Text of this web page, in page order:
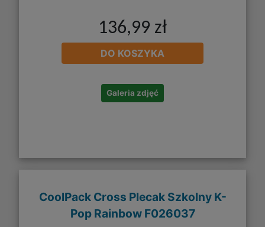
136,99 zł
DO KOSZYKA
Galeria zdjęć
CoolPack Cross Plecak Szkolny K-
Pop Rainbow F026037